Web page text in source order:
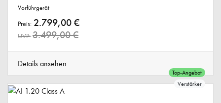
Vorführgerät
Preis: 2.799,00 €
UVP: 3.499,00 €
Details ansehen
Top-Angebot
Verstärker